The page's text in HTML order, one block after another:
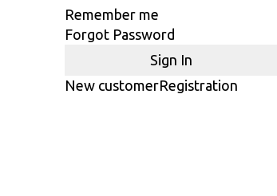
Remember me
Forgot Password
Sign In
New customerRegistration